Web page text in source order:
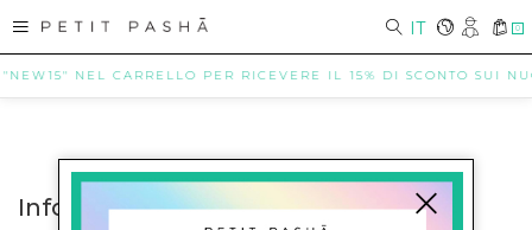
IT 0
NEL CARRELLO PER RICEVERE IL 15% DI SCONTO SUI
Info contatti